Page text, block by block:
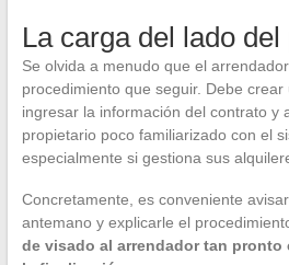
La carga del lado
Se olvida a menudo que el
procedimiento que seguir. Debe crear
ingresar la información del contrato y
propietario poco familiarizado con el
especialmente si gestiona sus
Concretamente, es conveniente
antemano y explicarle el
de visado al arrendador tan pronto